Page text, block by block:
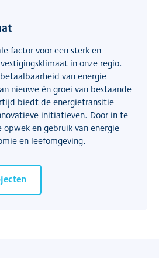
factor voor een sterk en
in onze regio.
van energie
nieuwe èn groei van bestaande
biedt de energietransitie
initiatieven. Door in te
en gebruik van energie
en leefomgeving.